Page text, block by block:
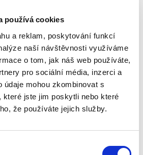
používá cookies
a reklam, poskytování funkcí
naší návštěvnosti využíváme
o tom, jak náš web používáte,
pro sociální média, inzerci a
údaje mohou zkombinovat s
jste jim poskytli nebo které
že používáte jejich služby.
2. VYDÁNÍ
cizího občanství vedle